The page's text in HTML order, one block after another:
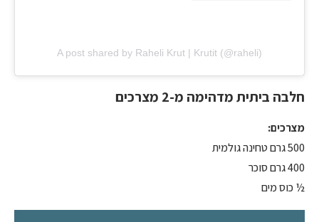
A post shared by Raheli Krut | Krutit (@raheli)
חלבה ביתית מדהימה מ-2 מצרכים
מצרכים:
500 גרם טחינה גולמית
400 גרם סוכר
½ כוס מים